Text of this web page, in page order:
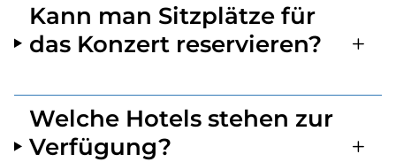
Kann man Sitzplätze für
das Konzert reservieren?
Welche Hotels stehen zur
Verfügung?